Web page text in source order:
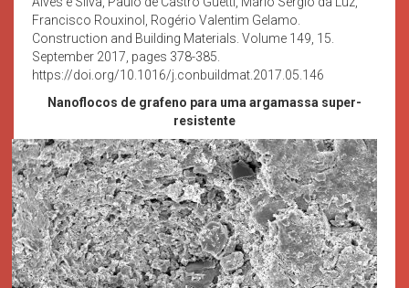
Francisco Rouxinol, Rogério Valentim Gelamo.
Construction and Building Materials. Volume 149, 15.
September 2017, pages 378-385.
https://doi.org/10.1016/j.conbuildmat.2017.05.146
Nanoflocos de grafeno para uma argamassa super-
resistente